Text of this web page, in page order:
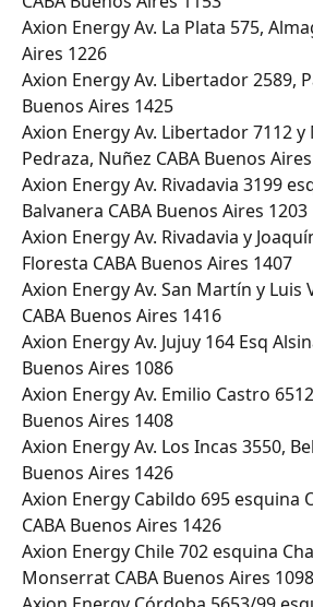
Axion Energy Av. La Plata 575,
Aires 1226
Axion Energy Av. Libertador 2589,
Buenos Aires 1425
Axion Energy Av. Libertador 7112 y
Pedraza, Nuñez CABA Buenos
Axion Energy Av. Rivadavia 3199
Balvanera CABA Buenos Aires 1203
Axion Energy Av. Rivadavia y
Floresta CABA Buenos Aires 1407
Axion Energy Av. San Martín y Luis
CABA Buenos Aires 1416
Axion Energy Av. Jujuy 164 Esq
Buenos Aires 1086
Axion Energy Av. Emilio Castro
Buenos Aires 1408
Axion Energy Av. Los Incas 3550,
Buenos Aires 1426
Axion Energy Cabildo 695 esquina
CABA Buenos Aires 1426
Axion Energy Chile 702 esquina
Monserrat CABA Buenos Aires 1098